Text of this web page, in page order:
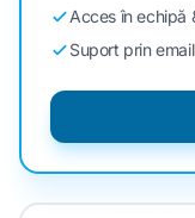
Acces în echipă
Suport prin email